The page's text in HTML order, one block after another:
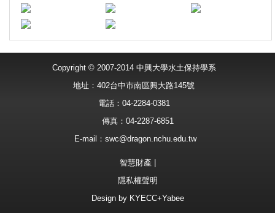
Copyright © 2007-2014 中興大學水土保持學系
地址：402台中市南區興大路145號
電話：04-2284-0381
傳真：04-2287-6851
E-mail： swc@dragon.nchu.edu.tw
智慧財產
隱私權聲明
Design by KYECC+Yabee